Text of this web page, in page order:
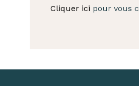
Cliquer ici pour vous